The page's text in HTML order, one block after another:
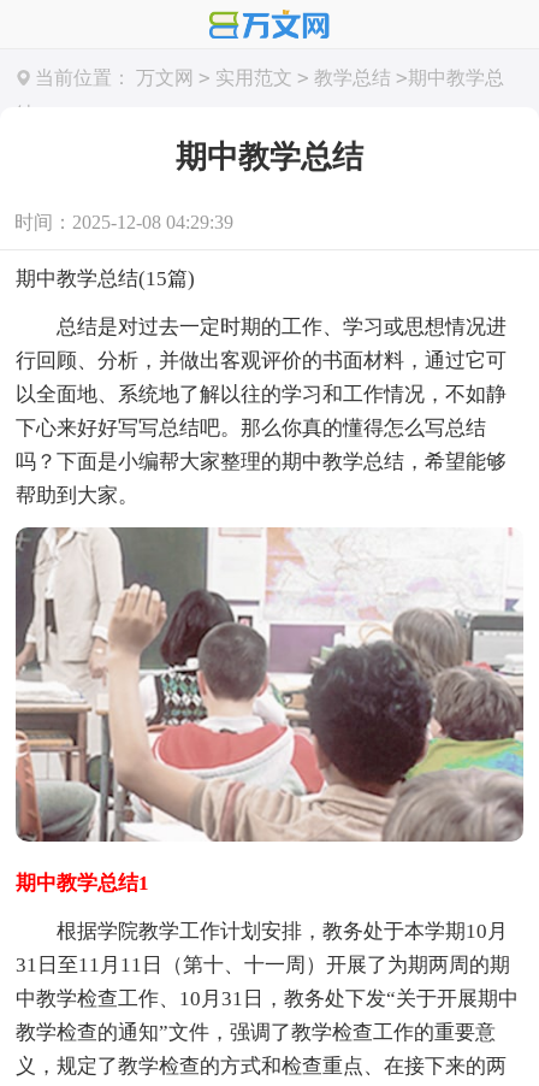
当前位置： 万文网 > 实用范文 > 教学总结 >期中教学总
结
期中教学总结
时间：2025-12-08 04:29:39
期中教学总结(15篇)
总结是对过去一定时期的工作、学习或思想情况进
行回顾、分析，并做出客观评价的书面材料，通过它可
以全面地、系统地了解以往的学习和工作情况，不如静
下心来好好写写总结吧。那么你真的懂得怎么写总结
吗？下面是小编帮大家整理的期中教学总结，希望能够
帮助到大家。
期中教学总结1
根据学院教学工作计划安排，教务处于本学期10月
31日至11月11日（第十、十一周）开展了为期两周的期
中教学检查工作、10月31日，教务处下发“关于开展期中
教学检查的通知”文件，强调了教学检查工作的重要意
义，规定了教学检查的方式和检查重点、在接下来的两